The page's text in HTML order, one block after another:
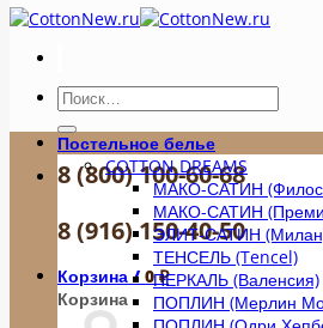
Искать:
8 (800) 100-60-68
8 (916) 150-40-50
Корзина / 0₽
Корзина
Постельное белье
COTTON DREAMS
МАКО-САТИН
МАКО-САТИН
ЭЛИТ-САТИН
ТЕНСЕЛЬ (Tencel)
ПЕРКАЛЬ (Валенсия)
ПОПЛИН (Мерлин